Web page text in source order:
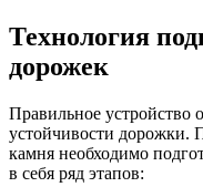
Технология
дорожек
Правильное устройство
устойчивости дорожки.
камня необходимо
в себя ряд этапов: